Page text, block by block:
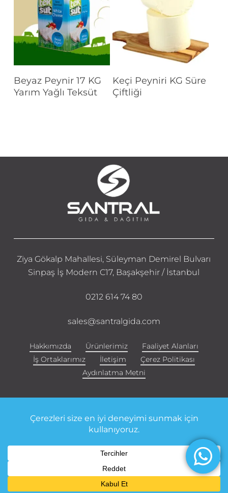
Devamını Oku
Beyaz Peynir 17 KG
Yarım Yağlı Teksüt
Devamını Oku
Keçi Peyniri KG Süre
Çiftliği
Ziya Gökalp Mahallesi, Süleyman Demirel Bulvarı
Sinpaş İş Modern C17, Başakşehir / İstanbul
0212 614 74 80
sales@santralgida.com
Hakkımızda Ürünlerimiz
Faaliyet Alanları
İş Ortaklarımız
İletişim
Çerez Politikası
Aydınlatma Metni